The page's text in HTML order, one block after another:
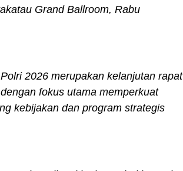
Grand Ballroom, Rabu
2026 merupakan kelanjutan rapat
fokus utama memperkuat
kebijakan dan program strategis